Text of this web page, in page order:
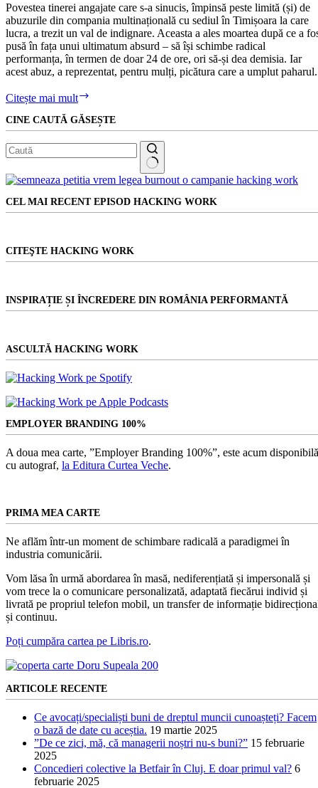
Povestea tinerei angajate care s-a sinucis, împinsă peste limită (și) de
abuzurile din compania multinațională cu sediul în Timișoara la care
lucra, a trezit un val de indignare. Aceasta a ales moartea după ce a
pusă în fața unui ultimatum absurd – să își schimbe radical
performanța, în termen de doar 24 de ore, ori să-și dea demisia. Iar
acest abuz, a reprezentat, pentru mulți, picătura care a umplut paharul.
Citește mai mult
O
tragedie
care
ne
să
vorbim
despre
spun
românii?
CINE CAUTĂ GĂSEȘTE
Niciun
CEL MAI RECENT EPISOD HACKING WORK
CITEŞTE HACKING WORK
INSPIRAȚIE ȘI ÎNCREDERE DIN ROMÂNIA PERFORMANTĂ
ASCULTĂ HACKING WORK
EMPLOYER BRANDING 100%
A doua mea carte, ”Employer Branding 100%”, este acum
cu autograf, la Editura Curtea Veche.
PRIMA MEA CARTE
Ne aflăm într-un moment de schimbare radicală a paradigmei în
industria comunicării.
Vom lăsa în urmă abordarea în masă, nediferențiată și impersonală și
vom trece la o comunicare personalizată, adaptată fiecărui individ și
livrată pe propriul telefon mobil, un transfer de informație
și continuu.
Poți cumpăra cartea pe Libris.ro.
ARTICOLE RECENTE
Ce avocați/specialiști buni de dreptul muncii cunoașteți? Facem
o bază de date cu aceștia. 19 martie 2025
”De ce zici, mă, că managerii noștri nu-s buni?” 15 februarie
2025
Concedieri colective la Betfair în Cluj. E doar primul val? 6
februarie 2025